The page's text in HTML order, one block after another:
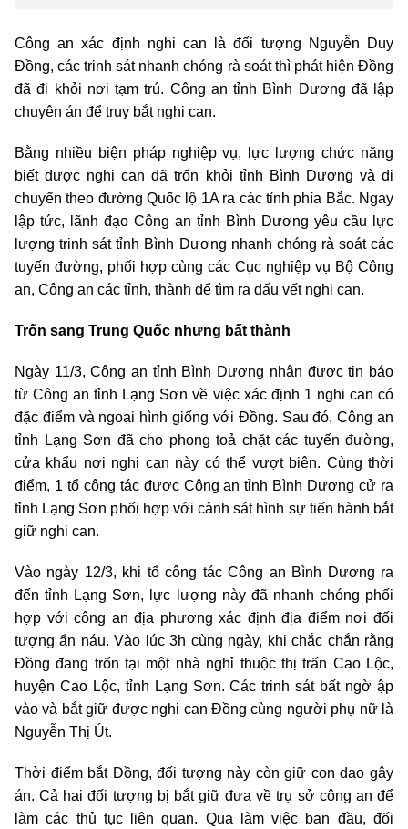
Công an xác định nghi can là đối tượng Nguyễn Duy
Đồng, các trinh sát nhanh chóng rà soát thì phát hiện Đồng
đã đi khỏi nơi tạm trú. Công an tỉnh Bình Dương đã lập
chuyên án để truy bắt nghi can.
Bằng nhiều biện pháp nghiệp vụ, lực lượng chức năng
biết được nghi can đã trốn khỏi tỉnh Bình Dương và di
chuyển theo đường Quốc lộ 1A ra các tỉnh phía Bắc. Ngay
lập tức, lãnh đạo Công an tỉnh Bình Dương yêu cầu lực
lượng trinh sát tỉnh Bình Dương nhanh chóng rà soát các
tuyến đường, phối hợp cùng các Cục nghiệp vụ Bộ Công
an, Công an các tỉnh, thành để tìm ra dấu vết nghi can.
Trốn sang Trung Quốc nhưng bất thành
Ngày 11/3, Công an tỉnh Bình Dương nhận được tin báo
từ Công an tỉnh Lạng Sơn về việc xác định 1 nghi can có
đặc điểm và ngoại hình giống với Đồng. Sau đó, Công an
tỉnh Lạng Sơn đã cho phong toả chặt các tuyến đường,
cửa khẩu nơi nghi can này có thể vượt biên. Cùng thời
điểm, 1 tổ công tác được Công an tỉnh Bình Dương cử ra
tỉnh Lạng Sơn phối hợp với cảnh sát hình sự tiến hành bắt
giữ nghi can.
Vào ngày 12/3, khi tổ công tác Công an Bình Dương ra
đến tỉnh Lạng Sơn, lực lượng này đã nhanh chóng phối
hợp với công an địa phương xác định địa điểm nơi đối
tượng ẩn náu. Vào lúc 3h cùng ngày, khi chắc chắn rằng
Đồng đang trốn tại một nhà nghỉ thuộc thị trấn Cao Lộc,
huyện Cao Lộc, tỉnh Lạng Sơn. Các trinh sát bất ngờ ập
vào và bắt giữ được nghi can Đồng cùng người phụ nữ là
Nguyễn Thị Út.
Thời điểm bắt Đồng, đối tượng này còn giữ con dao gây
án. Cả hai đối tượng bị bắt giữ đưa về trụ sở công an để
làm các thủ tục liên quan. Qua làm việc ban đầu, đối